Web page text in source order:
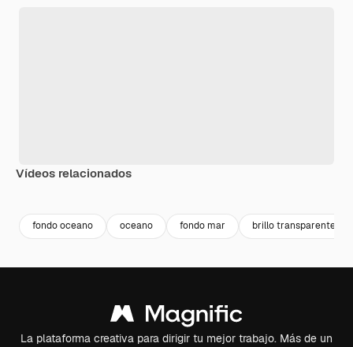
Vídeos relacionados
fondo oceano oceano fondo mar brillo transparente
La plataforma creativa para dirigir tu mejor trabajo. Más de un